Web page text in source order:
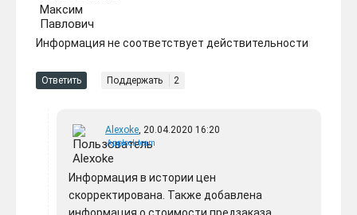
Информация не соответствует действительности
Ответить Поддержать 2
Alexoke, 20.04.2020 16:20
Applook team
Информация в истории цен
скорректирована. Также добавлена